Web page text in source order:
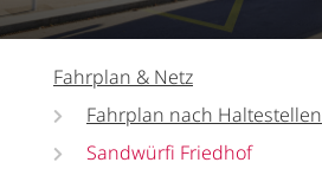
Fahrplan & Netz
Fahrplan nach Haltestellen
Sandwürfi Friedhof